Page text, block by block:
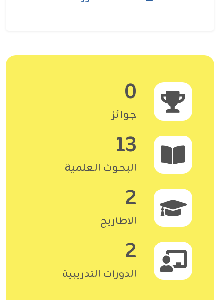
0
جوائز
13
البحوث العلمية
2
الاطاريح
2
الدورات التدريبية